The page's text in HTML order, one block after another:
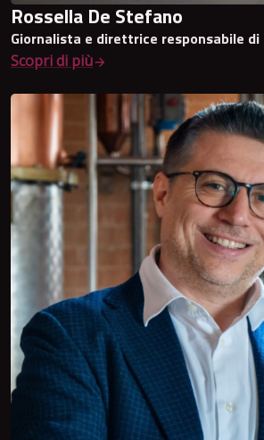
Rossella De Stefano
Giornalista e direttrice responsabile di
Scopri di più